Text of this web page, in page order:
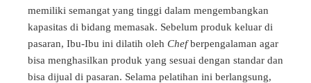
memiliki semangat yang tinggi dalam mengembangkan
kapasitas di bidang memasak. Sebelum produk keluar di
pasaran, Ibu-Ibu ini dilatih oleh Chefberpengalaman agar
bisa menghasilkan produk yang sesuai dengan standar dan
bisa dijual di pasaran. Selama pelatihan ini berlangsung,